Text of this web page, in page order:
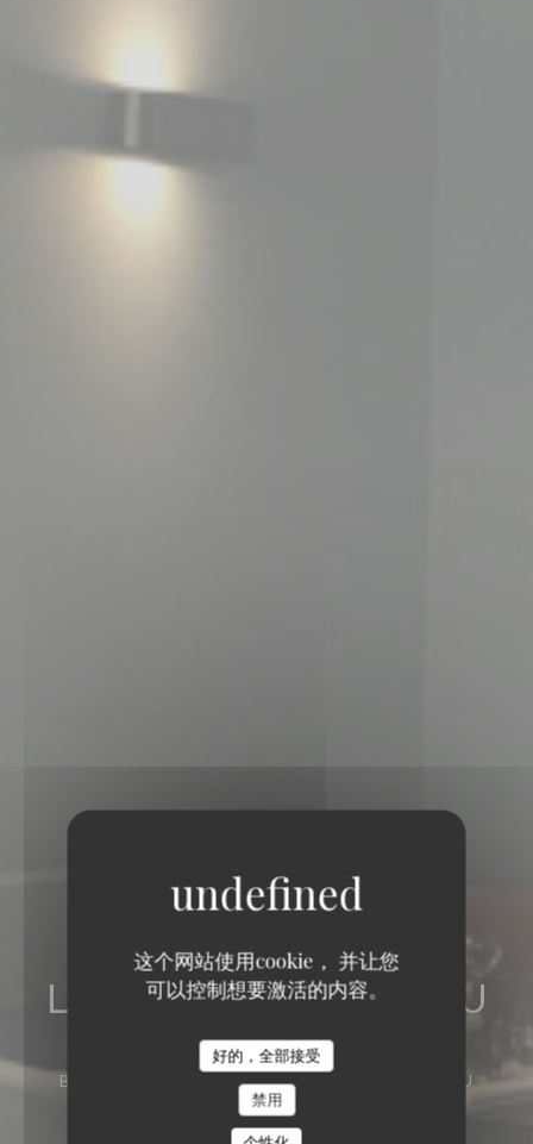
这个网站使用cookie， 并让您
可以控制想要激活的内容。
好的，全部接受
禁用
LA TABLE DE CATUSSEAU
BISTRONOMY
86 ROUTE DE CATUSSEAU
33500 POMEROL
LA TABLE DE CATUSSEAU